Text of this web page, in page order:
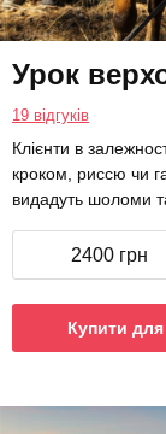
Урок
19 відгуків
Клієнти в
кроком, риссю чи
видадуть шоломи
2400 грн
Купити